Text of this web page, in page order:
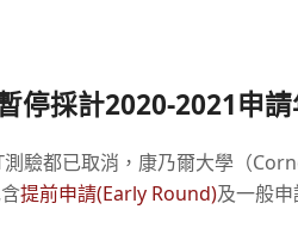
停採計2020-2021申
驗都已取消，康乃爾大學（
提前申請(Early Round)及一般